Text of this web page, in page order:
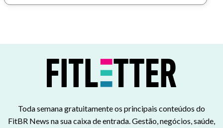
Toda semana gratuitamente os principais conteúdos do
FitBR News na sua caixa de entrada. Gestão, negócios, saúde,